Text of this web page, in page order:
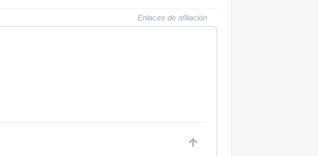
Enlaces de afiliación